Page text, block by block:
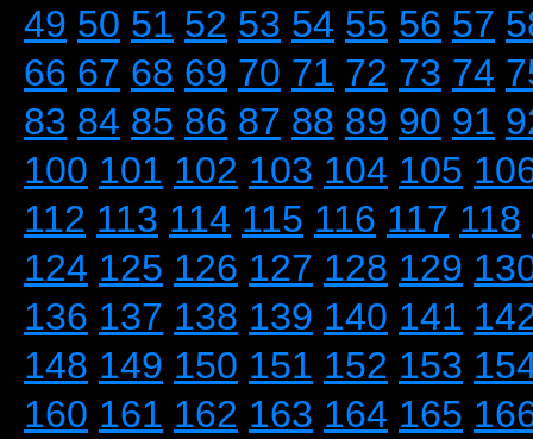
49 50 51 52 53 54 55 56 57
66 67 68 69 70 71 72 73 74
83 84 85 86 87 88 89 90 91
100 101 102 103 104 105
112 113 114 115 116 117 118
124 125 126 127 128 129
136 137 138 139 140 141
148 149 150 151 152 153
160 161 162 163 164 165